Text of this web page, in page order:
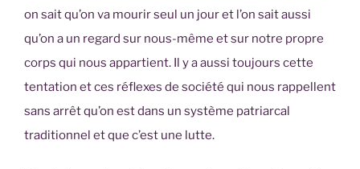
on sait qu’on va mourir seul un jour et l’on sait aussi
qu’on a un regard sur nous-même et sur notre propre
corps qui nous appartient. Il y a aussi toujours cette
tentation et ces réflexes de société qui nous rappellent
sans arrêt qu’on est dans un système patriarcal
traditionnel et que c’est une lutte.